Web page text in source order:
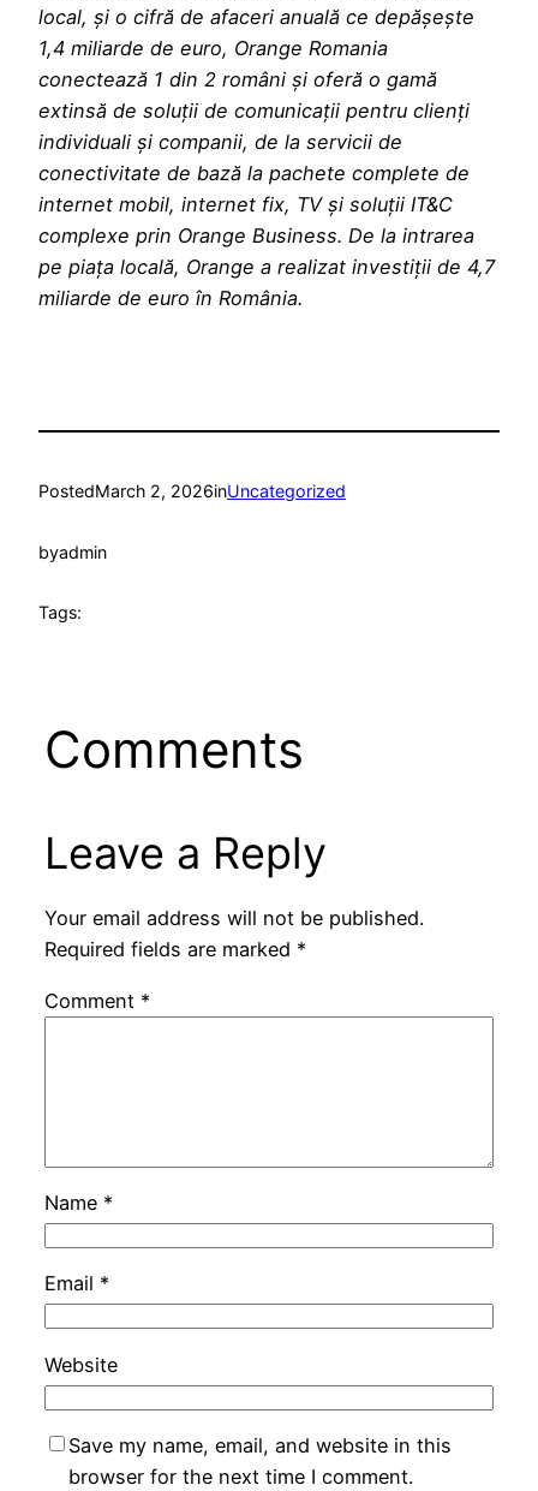
local, și o cifră de afaceri anuală ce depășește
1,4 miliarde de euro, Orange Romania
conectează 1 din 2 români și oferă o gamă
extinsă de soluții de comunicații pentru clienți
individuali și companii, de la servicii de
conectivitate de bază la pachete complete de
internet mobil, internet fix, TV și soluții IT&C
complexe prin Orange Business. De la intrarea
pe piața locală, Orange a realizat investiții de 4,7
miliarde de euro în România.
PostedMarch 2, 2026inUncategorized
byadmin
Tags:
Comments
Leave a Reply
Your email address will not be published.
Required fields are marked *
Comment *
Name *
Email *
Website
Save my name, email, and website in this
browser for the next time I comment.